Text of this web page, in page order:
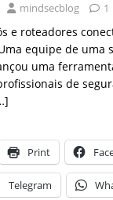
mindsecblog 1
e roteadores
equipe de uma
uma
de
Print
Telegram